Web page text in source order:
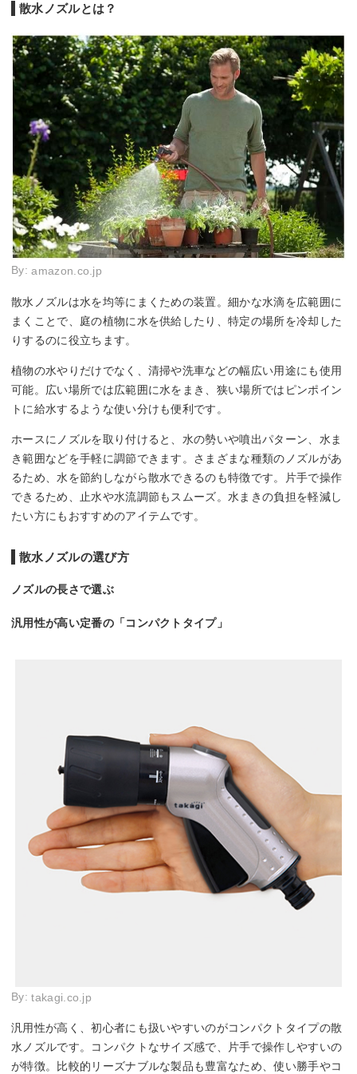
散水ノズルとは？
By:amazon.co.jp
散水ノズルは水を均等にまくための装置。細かな水滴を広範囲に
まくことで、庭の植物に水を供給したり、特定の場所を冷却した
りするのに役立ちます。
植物の水やりだけでなく、清掃や洗車などの幅広い用途にも使用
可能。広い場所では広範囲に水をまき、狭い場所ではピンポイン
トに給水するような使い分けも便利です。
ホースにノズルを取り付けると、水の勢いや噴出パターン、水ま
き範囲などを手軽に調節できます。さまざまな種類のノズルがあ
るため、水を節約しながら散水できるのも特徴です。片手で操作
できるため、止水や水流調節もスムーズ。水まきの負担を軽減し
たい方にもおすすめのアイテムです。
散水ノズルの選び方
ノズルの長さで選ぶ
汎用性が高い定番の「コンパクトタイプ」
By:takagi.co.jp
汎用性が高く、初心者にも扱いやすいのがコンパクトタイプの散
水ノズルです。コンパクトなサイズ感で、片手で操作しやすいの
が特徴。比較的リーズナブルな製品も豊富なため、使い勝手やコ